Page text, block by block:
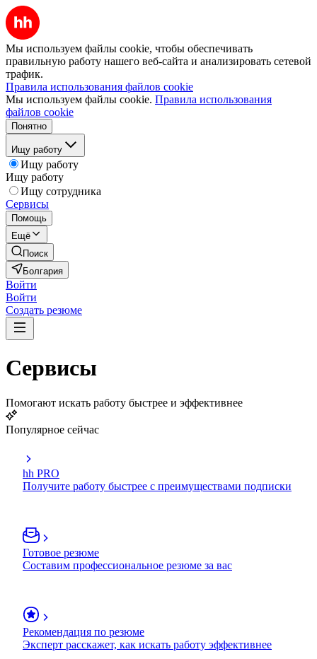
Мы используем файлы cookie, чтобы обеспечивать
правильную работу нашего веб-сайта и анализировать сетевой
трафик.
Правила использования файлов cookie
Мы используем файлы cookie. Правила использования
файлов cookie
Понятно
Ищу работу
Ищу работу
Ищу работу
Ищу сотрудника
Сервисы
Помощь
Ещё
Поиск
Болгария
Войти
Войти
Создать резюме
Сервисы
Помогают искать работу быстрее и эффективнее
Популярное сейчас
hh PRO
Получите работу быстрее с преимуществами подписки
Готовое резюме
Составим профессиональное резюме за вас
Рекомендация по резюме
Эксперт расскажет, как искать работу эффективнее